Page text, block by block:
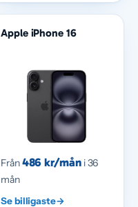
Apple iPhone 16
Från486 kr/måni 36
mån
Se billigaste→